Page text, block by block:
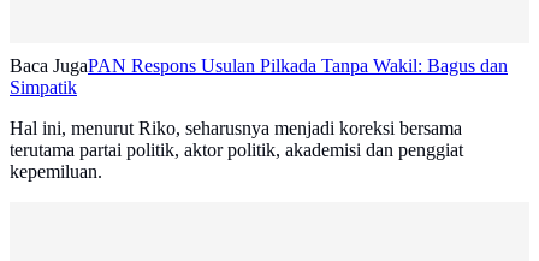
Baca JugaPAN Respons Usulan Pilkada Tanpa Wakil: Bagus dan
Simpatik
Hal ini, menurut Riko, seharusnya menjadi koreksi bersama
terutama partai politik, aktor politik, akademisi dan penggiat
kepemiluan.